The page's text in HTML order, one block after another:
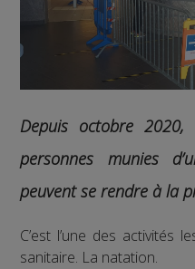
Depuis octobre
personnes munies
peuvent se rendre à la
C’est l’une des activités
sanitaire. La natation.